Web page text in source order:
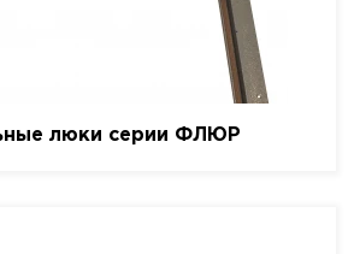
люки серии ФЛЮР